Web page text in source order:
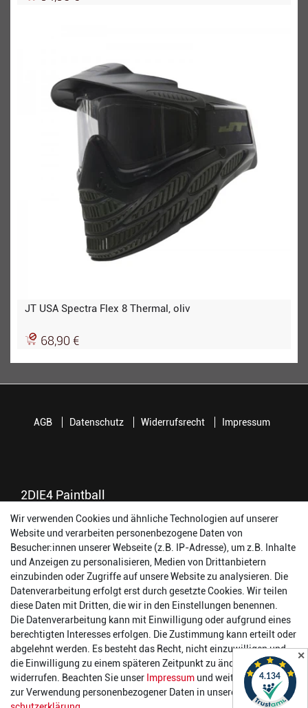
JT USA Spectra Flex 8 Thermal, oliv
68,90 €
2DIE4 Paintball
56457 Westerburg
Reinhold-Ferger-Straße 26
order@2die4-sports.com
0 26 63/ 9 68 69 37
Öffnungszeiten
14:00 - 17:00 Uhr
Dienstag:
14:00 - 17:00 Uhr
Mittwoch:
14:00 - 17:00 Uhr
Donnerstag:
14:00 - 17:00 Uhr
14:00 - 19:00 Uhr
10:00 - 17:00 Uhr
AGB Datenschutz Widerrufsrecht Impressum
Wir verwenden Cookies und ähnliche Technologien auf unserer
Website und verarbeiten personenbezogene Daten von
Besucher:innen unserer Webseite (z.B. IP-Adresse), um z.B. Inhalte
und Anzeigen zu personalisieren, Medien von Drittanbietern
einzubinden oder Zugriffe auf unsere Website zu analysieren. Die
Datenverarbeitung erfolgt erst durch gesetzte Cookies. Wir teilen
diese Daten mit Dritten, die wir in den Einstellungen benennen.
Die Datenverarbeitung kann mit Einwilligung oder aufgrund eines
berechtigten Interesses erfolgen. Die Zustimmung kann erteilt oder
abgelehnt werden. Es besteht das Recht, nicht einzuwilligen und
die Einwilligung zu einem späteren Zeitpunkt zu ändern oder zu
widerrufen. Beachten Sie unser Impressum und weitere Hinweise
zur Verwendung personenbezogener Daten in unserer
Daten­
✕